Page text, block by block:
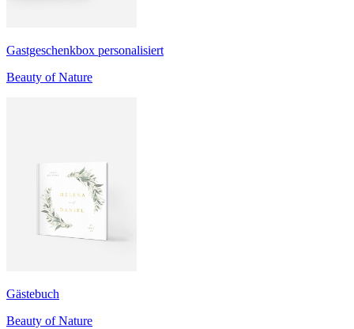
Gastgeschenkbox personalisiert
Beauty of Nature
Gästebuch
Beauty of Nature